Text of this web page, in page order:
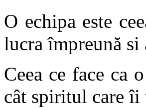
O echipa este
lucra împreună
Ceea ce face ca
cât spiritul care îi